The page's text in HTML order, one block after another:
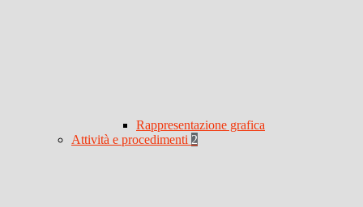
Rappresentazione grafica
Attività e procedimenti 2